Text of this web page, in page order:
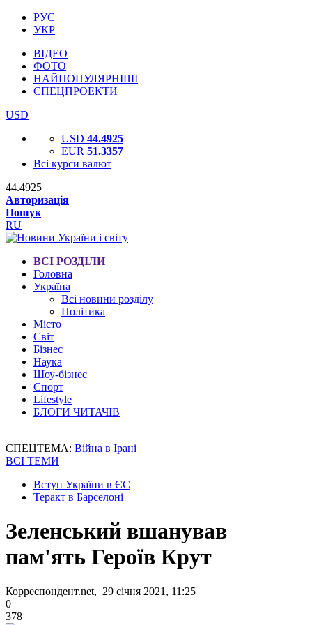
РУС
УКР
ВІДЕО
ФОТО
НАЙПОПУЛЯРНІШІ
СПЕЦПРОЕКТИ
USD
USD 44.4925
EUR 51.3357
Всі курси валют
44.4925
Авторизація
Пошук
RU
ВСІ РОЗДІЛИ
Головна
Україна
Всі новини розділу
Політика
Місто
Світ
Бізнес
Наука
Шоу-бізнес
Спорт
Lifestyle
БЛОГИ ЧИТАЧІВ
СПЕЦТЕМА: Війна в Ірані
ВСІ ТЕМИ
Вступ України в ЄС
Теракт в Барселоні
Зеленський вшанував
пам'ять Героїв Крут
Корреспондент.net, 29 січня 2021, 11:25
0
378